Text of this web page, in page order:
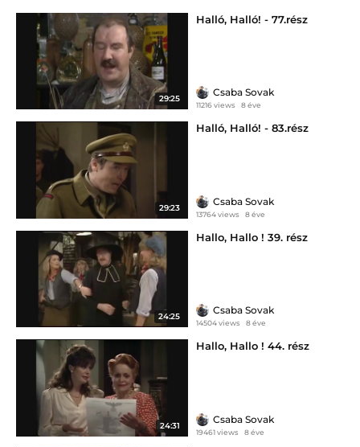
29:25
Halló, Halló! - 77.rész
Csaba Sovak
11216 views 8 éve
29:23
Halló, Halló! - 83.rész
Csaba Sovak
13764 views 8 éve
24:25
Hallo, Hallo ! 39. rész
Csaba Sovak
14504 views 8 éve
24:31
Hallo, Hallo ! 44. rész
Csaba Sovak
19461 views 8 éve